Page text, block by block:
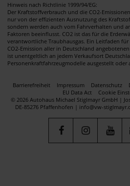
Hinweis nach Richtlinie 1999/94/EG:
Der Kraftstoffverbrauch und die CO2-
nur von der effizienten Ausnutzung des
sondern werden auch vom Fahrverhalten und
Faktoren beeinflusst. CO2 ist das für die
verantwortliche Traubhausgas. Ein Leitfaden
CO2-Emission aller in Deutschland
ist unentgeltlich an jedem Verkaufsort
Personenkraftfahrzeugmodelle ausgestellt oder
Barrierefreiheit Impressum Datenschutz
EU Data Act
Cookie
© 2026 Autohaus Michael Stiglmayr GmbH |
DE-85276 Pfaffenhofen | info@vw-